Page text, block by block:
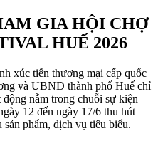
GIA HỘI CHỢ
HUẾ 2026
xúc tiến thương mại cấp quốc
và UBND thành phố Huế chỉ
nằm trong chuỗi sự kiện
12 đến ngày 17/6 thu hút
phẩm, dịch vụ tiêu biểu.